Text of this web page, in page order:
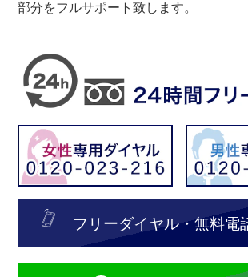
部分をフルサポート致します。
フリーダイヤル・無料電